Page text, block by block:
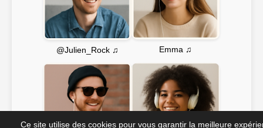
@Julien_Rock ♫ Emma ♫
Ce site utilise des cookies pour vous garantir la meilleure